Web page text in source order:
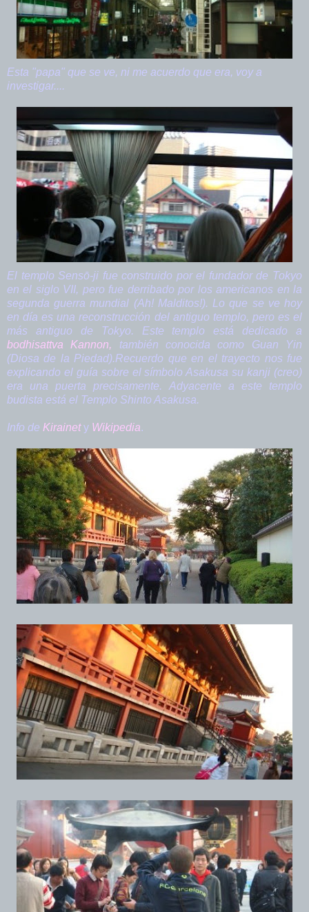
Esta "papa" que se ve, ni me acuerdo que era, voy a
investigar....
El templo Sensō-ji fue construido por el fundador de Tokyo
en el siglo VII, pero fue derribado por los americanos en la
segunda guerra mundial (Ah! Malditos!). Lo que se ve hoy
en día es una reconstrucción del antiguo templo, pero es el
más antiguo de Tokyo. Este templo está dedicado a
bodhisattva
Kannon, también conocida como Guan Yin
(Diosa de la Piedad).Recuerdo que en el trayecto nos fue
explicando el guía sobre el símbolo Asakusa su kanji (creo)
era una puerta precisamente. Adyacente a este templo
budista está el Templo Shinto Asakusa.
Info de Kirainety Wikipedia.